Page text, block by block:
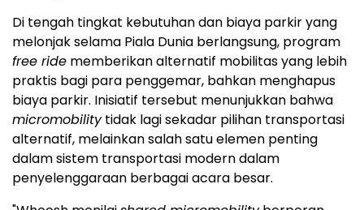
Di tengah tingkat kebutuhan dan biaya parkir yang
melonjak selama Piala Dunia berlangsung, program
free ride memberikan alternatif mobilitas yang lebih
praktis bagi para penggemar, bahkan menghapus
biaya parkir. Inisiatif tersebut menunjukkan bahwa
micromobilitytidak lagi sekadar pilihan transportasi
alternatif, melainkan salah satu elemen penting
dalam sistem transportasi modern dalam
penyelenggaraan berbagai acara besar.